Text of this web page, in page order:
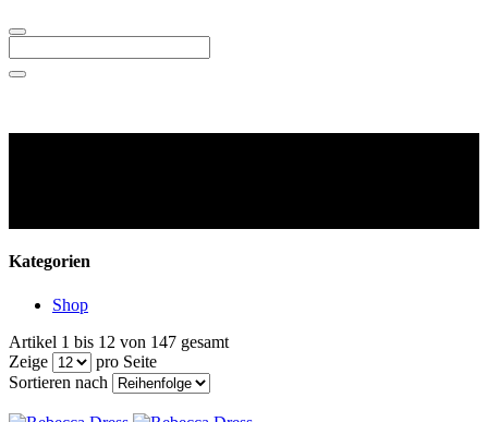
Kategorien
Shop
Artikel 1 bis 12 von 147 gesamt
Zeige
pro Seite
Sortieren nach